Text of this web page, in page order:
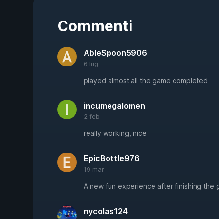
Commenti
AbleSpoon5906
6 lug
played almost all the game completed
incumegalomen
2 feb
really working, nice
EpicBottle976
19 mar
A new fun experience after finishing the
nycolas124